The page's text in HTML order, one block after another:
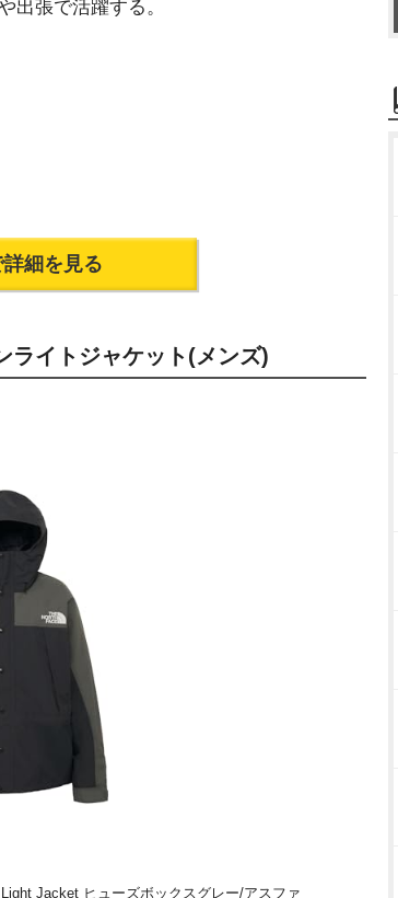
出張で活躍する。
細を見る
ライトジャケット(メンズ)
Jacket ヒューズボックスグレー/アスファ